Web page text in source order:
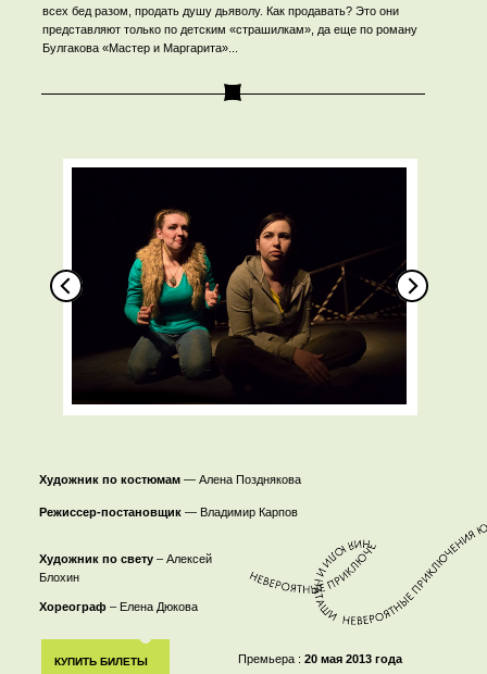
Режиссер-постановщик — Владимир Карпов
всех бед разом, продать душу дьяволу. Как продавать? Это они
представляют только по детским «страшилкам», да еще по роману
Булгакова «Мастер и Маргарита»...
Премьера : 20 мая 2013 года
Художник по костюмам — Алена Позднякова
КУПИТЬ БИЛЕТЫ
Художник по свету – Алексей
Блохин
Хореограф – Елена Дюкова